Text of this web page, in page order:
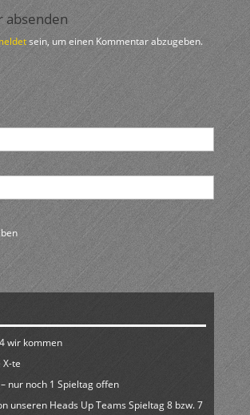
absenden
sein, um einen Kommentar abzugeben.
wir kommen
X-te
nur noch 1 Spieltag offen
unseren Heads Up Teams Spieltag 8 bzw. 7